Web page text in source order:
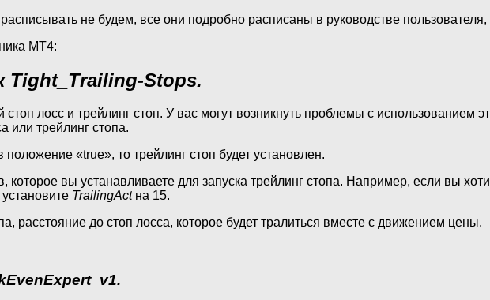
не будем, все они подробно расписаны в руководстве пользователя,
MT4:
Tight_Trailing-Stops.
стоп лосс и трейлинг стоп. У вас могут возникнуть проблемы с использованием
или трейлинг стопа.
положение «true», то трейлинг стоп будет установлен.
которое вы устанавливаете для запуска трейлинг стопа. Например, если вы
TrailingActна 15.
расстояние до стоп лосса, которое будет тралиться вместе с движением цены.